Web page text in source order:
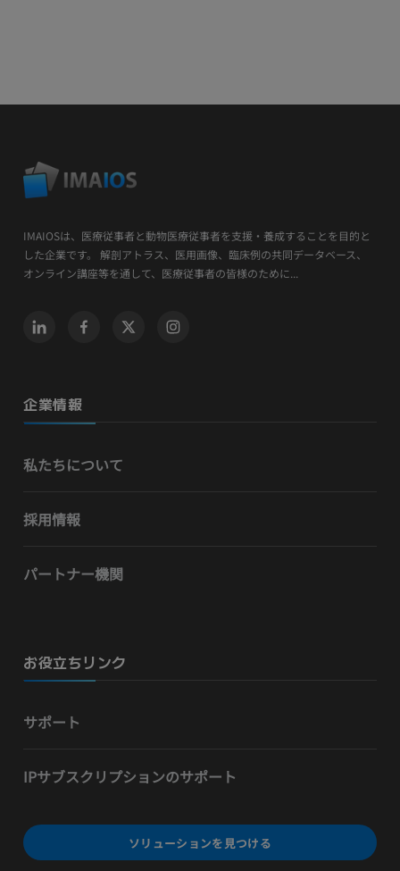
IMAIOSは、医療従事者と動物医療従事者を支援・養成することを目的と
した企業です。 解剖アトラス、医用画像、臨床例の共同データベース、
オンライン講座等を通して、医療従事者の皆様のために...
企業情報
私たちについて
採用情報
パートナー機関
お役立ちリンク
サポート
IPサブスクリプションのサポート
ソリューションを見つける